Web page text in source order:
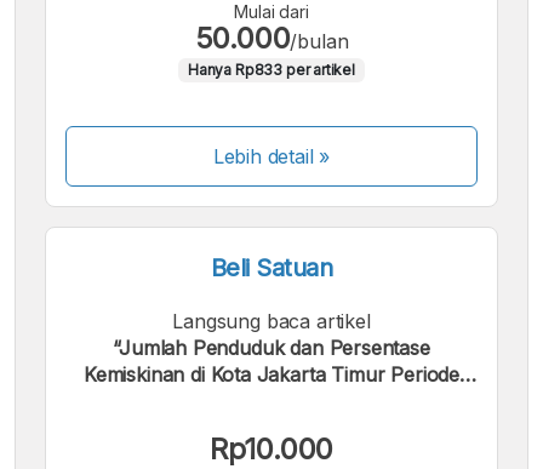
Mulai dari
50.000/bulan
Hanya Rp833 per artikel
Lebih detail »
Beli Satuan
Langsung baca artikel
“Jumlah Penduduk dan Persentase
Kemiskinan di Kota Jakarta Timur Periode
Rp10.000